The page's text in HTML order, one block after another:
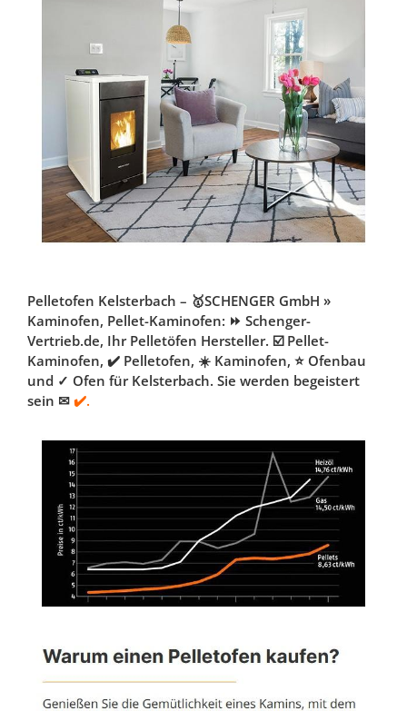
Pelletofen Kelsterbach – 🥇SCHENGER GmbH »
Kaminofen, Pellet-Kaminofen: ⏩ Schenger-
Vertrieb.de, Ihr Pelletöfen Hersteller. ☑️ Pellet-
Kaminofen, ✔️ Pelletofen, ☀️ Kaminofen, ⭐ Ofenbau
und ✓ Ofen für Kelsterbach. Sie werden begeistert
sein ✉ ✔️.